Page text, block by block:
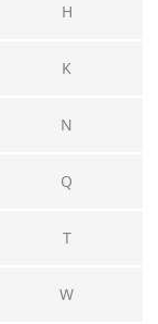
H
K
N
Q
T
W